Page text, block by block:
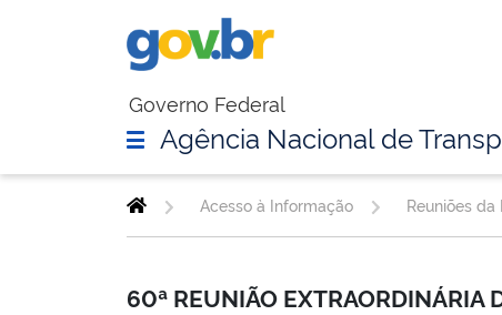
Governo Federal
Agência Nacional de
Acesso à Informação Reuniões da
60ª REUNIÃO EXTRAORDINÁRIA